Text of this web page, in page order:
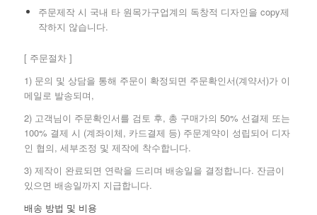
주문제작 시 국내 타 원목가구업계의 독창적 디자인을 copy제
작하지 않습니다.
[ 주문절차 ]
1) 문의 및 상담을 통해 주문이 확정되면 주문확인서(계약서)가 이
메일로 발송되며,
2) 고객님이 주문확인서를 검토 후, 총 구매가의 50% 선결제 또는
100% 결제 시 (계좌이체, 카드결제 등) 주문계약이 성립되어 디자
인 협의, 세부조정 및 제작에 착수합니다.
3) 제작이 완료되면 연락을 드리며 배송일을 결정합니다. 잔금이
있으면 배송일까지 지급합니다.
배송 방법 및 비용